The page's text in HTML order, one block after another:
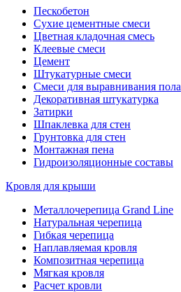
Пескобетон
Сухие цементные смеси
Цветная кладочная смесь
Клеевые смеси
Цемент
Штукатурные смеси
Смеси для выравнивания пола
Декоративная штукатурка
Затирки
Шпаклевка для стен
Грунтовка для стен
Монтажная пена
Гидроизоляционные составы
Кровля для крыши
Металлочерепица Grand Line
Натуральная черепица
Гибкая черепица
Наплавляемая кровля
Композитная черепица
Мягкая кровля
Расчет кровли